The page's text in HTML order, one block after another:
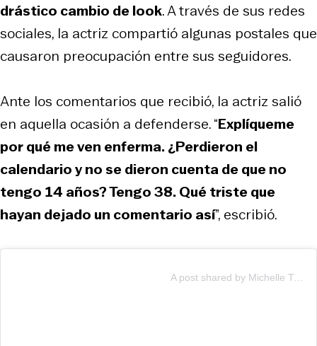
drástico cambio de look. A través de sus redes
sociales, la actriz compartió algunas postales que
causaron preocupación entre sus seguidores.
Ante los comentarios que recibió, la actriz salió
en aquella ocasión a defenderse. “Explíqueme
por qué me ven enferma. ¿Perdieron el
calendario y no se dieron cuenta de que no
tengo 14 años? Tengo 38. Qué triste que
hayan dejado un comentario así”, escribió.